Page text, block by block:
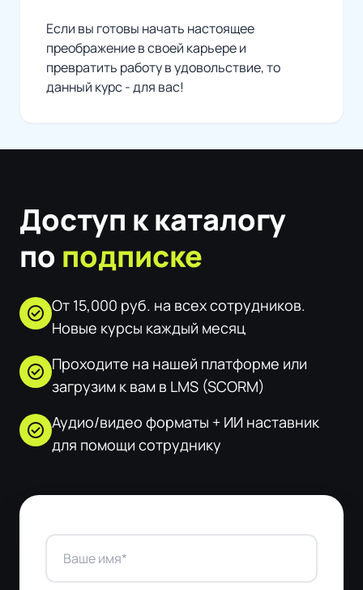
Если вы готовы начать настоящее
преображение в своей карьере и
превратить работу в удовольствие, то
данный курс - для вас!
Доступ к каталогу
по подписке
check_circle От 15,000 руб. на всех сотрудников.
Новые курсы каждый месяц
check_circle Проходите на нашей платформе или
загрузим к вам в LMS (SCORM)
check_circle Аудио/видео форматы + ИИ наставник
для помощи сотруднику